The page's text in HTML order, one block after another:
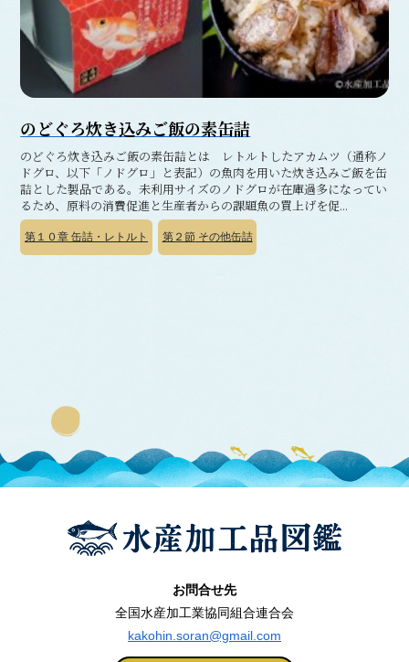
のどぐろ炊き込みご飯の素缶詰
のどぐろ炊き込みご飯の素缶詰とは レトルトしたアカムツ（通称ノ
ドグロ、以下「ノドグロ」と表記）の魚肉を用いた炊き込みご飯を缶
詰とした製品である。未利用サイズのノドグロが在庫過多になってい
るため、原料の消費促進と生産者からの課題魚の買上げを促...
第１０章 缶詰・レトルト 第２節その他缶詰
お問合せ先
全国水産加工業協同組合連合会
kakohin.soran@gmail.com